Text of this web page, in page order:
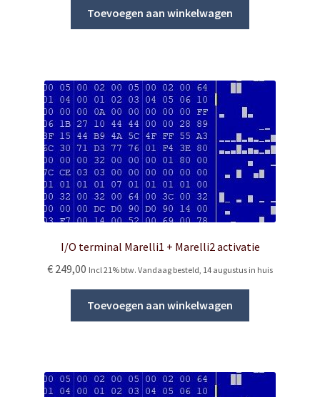
Toevoegen aan winkelwagen
I/O terminal Marelli1 + Marelli2 activatie
€ 249,00 Incl 21% btw. Vandaag besteld, 14 augustus in huis
Toevoegen aan winkelwagen